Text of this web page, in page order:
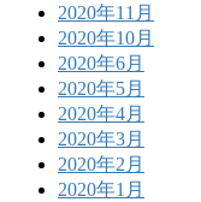
2020年11月
2020年10月
2020年6月
2020年5月
2020年4月
2020年3月
2020年2月
2020年1月